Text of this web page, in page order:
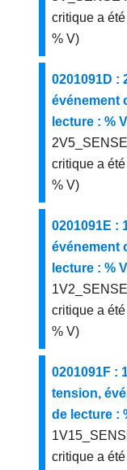
critique a
% V)
0201091D :
événement
lecture : %
critique a
% V)
0201091E :
événement
lecture : %
critique a
% V)
0201091F :
tension,
de lecture :
critique a